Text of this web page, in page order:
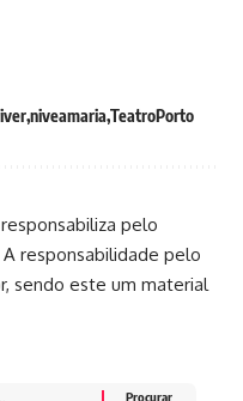
niveamaria TeatroPorto
pelo
responsabilidade pelo
sendo este um material